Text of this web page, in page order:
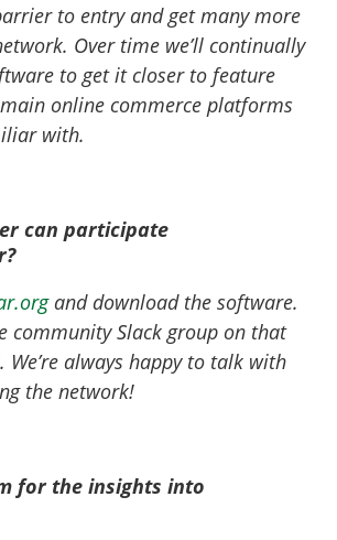
to entry and get many more
Over time we’ll continually
to get it closer to feature
online commerce platforms
with.
can participate
?
.organd download the software.
community Slack group on that
We’re always happy to talk with
the network!
for the insights into